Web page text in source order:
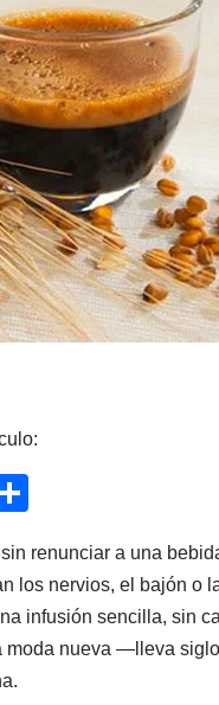
W
m
p
ar
renunciar a una
los nervios, el bajón o
infusión sencilla, sin
moda nueva —lleva